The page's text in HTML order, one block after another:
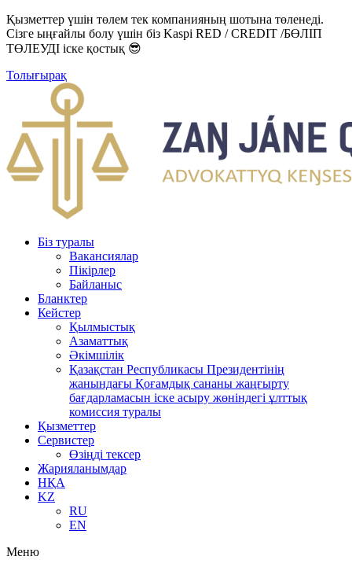
Қызметтер үшін төлем тек компанияның шотына төленеді.
Сізге ыңғайлы болу үшін біз Kaspi RED / CREDIT /БӨЛІП
ТӨЛЕУДІ іске қостық 😎
Толығырақ
Біз туралы
Вакансиялар
Пікірлер
Байланыс
Бланктер
Кейстер
Қылмыстық
Азаматтық
Әкімшілік
Қазақстан Республикасы Президентінің
жанындағы Қоғамдық сананы жаңғырту
бағдарламасын іске асыру жөніндегі ұлттық
комиссия туралы
Қызметтер
Сервистер
Өзіңді тексер
Жарияланымдар
НҚА
KZ
RU
EN
Меню